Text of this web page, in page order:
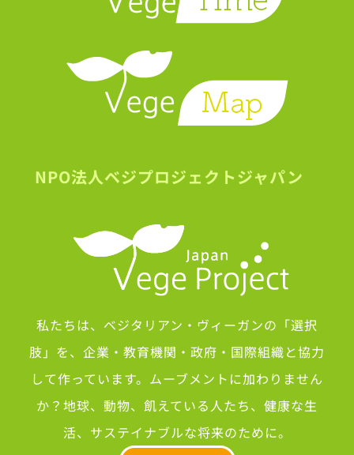
NPO法人ベジプロジェクトジャパン
私たちは、ベジタリアン・ヴィーガンの「選択
肢」を、企業・教育機関・政府・国際組織と協力
して作っています。ムーブメントに加わりません
か？地球、動物、飢えている人たち、健康な生
活、サステイナブルな将来のために。